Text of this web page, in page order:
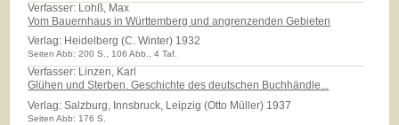
Verfasser: Lohß, Max
Vom Bauernhaus in Württemberg und angrenzenden Gebieten
Verlag: Heidelberg (C. Winter) 1932
Seiten Abb: 200 S., 106 Abb., 4 Taf.
Verfasser: Linzen, Karl
Glühen und Sterben. Geschichte des deutschen Buchhändle...
Verlag:Salzburg, Innsbruck, Leipzig (Otto Müller) 1937
Seiten Abb: 176 S.